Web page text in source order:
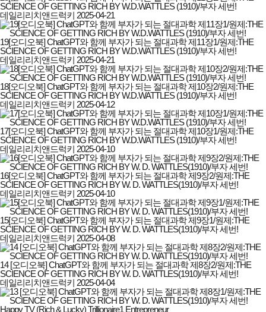
SCIENCE OF GETTING RICH BY W.D.WATTLES (1910)/부자 세번!
데일리리치앤드럭키 2025-04-21
19[오디오북] ChatGPT와 함께 부자가 되는 절대과학 제11장1/원제:THE
SCIENCE OF GETTING RICH BY W.D.WATTLES (1910)/부자 세번!
데일리리치앤드럭키 2025-04-21
18[오디오북] ChatGPT와 함께 부자가 되는 절대과학 제10장2/원제:THE
SCIENCE OF GETTING RICH BY W.D.WATTLES (1910)/부자 세번!
데일리리치앤드럭키 2025-04-12
17[오디오북] ChatGPT와 함께 부자가 되는 절대과학 제10장1/원제:THE
SCIENCE OF GETTING RICH BY W.D.WATTLES (1910)/부자 세번!
데일리리치앤드럭키 2025-04-10
16[오디오북] ChatGPT와 함께 부자가 되는 절대과학 제9장2/원제:THE
SCIENCE OF GETTING RICH BY W. D. WATTLES(1910)/부자 세번!
데일리리치앤드럭키 2025-04-10
15[오디오북] ChatGPT와 함께 부자가 되는 절대과학 제9장1/원제:THE
SCIENCE OF GETTING RICH BY W. D. WATTLES(1910)/부자 세번!
데일리리치앤드럭키 2025-04-08
14 [오디오북] ChatGPT와 함께 부자가 되는 절대과학 제8장2/원제:THE
SCIENCE OF GETTING RICH BY W. D. WATTLES(1910)/부자 세번!
데일리리치앤드럭키 2025-04-04